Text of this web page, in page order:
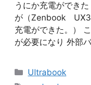
うにか充電ができ
が（Zenbook
充電ができた。）
が必要になり 外部
カ
テ
Ultrabook